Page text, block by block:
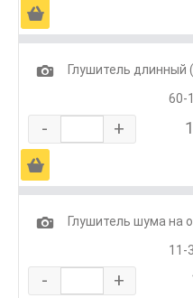
Ä
1
Глушитель
60-
- +
Ä
1
Глушитель шума на
11-
- +